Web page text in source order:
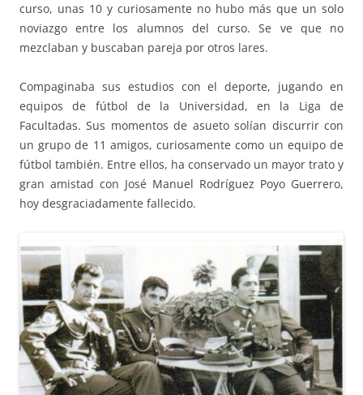
curso, unas 10 y curiosamente no hubo más que un solo
noviazgo entre los alumnos del curso. Se ve que no
mezclaban y buscaban pareja por otros lares.
Compaginaba sus estudios con el deporte, jugando en
equipos de fútbol de la Universidad, en la Liga de
Facultadas. Sus momentos de asueto solían discurrir con
un grupo de 11 amigos, curiosamente como un equipo de
fútbol también. Entre ellos, ha conservado un mayor trato y
gran amistad con José Manuel Rodríguez Poyo Guerrero,
hoy desgraciadamente fallecido.